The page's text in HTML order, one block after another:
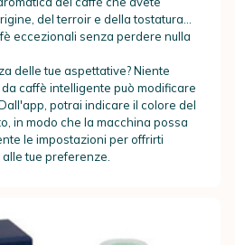
del terroir e della tostatura...
eccezionali senza perdere nulla
delle tue aspettative? Niente
caffè intelligente può modificare
potrai indicare il colore del
in modo che la macchina possa
le impostazioni per offrirti
tue preferenze.